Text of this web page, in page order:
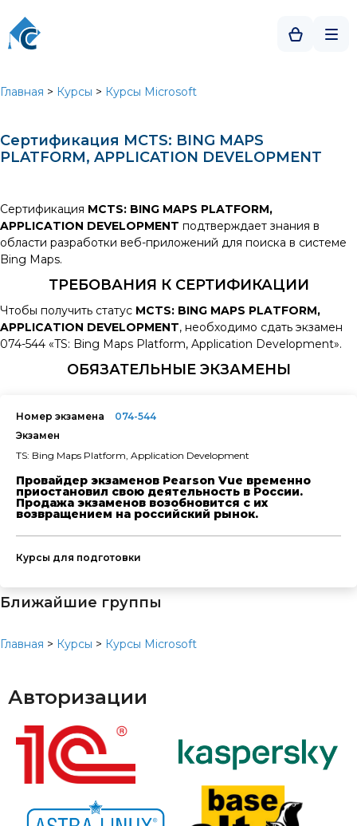
Главная > Курсы > Курсы Microsoft
Сертификация MCTS: BING MAPS
PLATFORM, APPLICATION DEVELOPMENT
Сертификация MCTS: BING MAPS PLATFORM,
APPLICATION DEVELOPMENT подтверждает знания в
области разработки веб-приложений для поиска в системе
Bing Maps.
ТРЕБОВАНИЯ К СЕРТИФИКАЦИИ
Чтобы получить статус MCTS: BING MAPS PLATFORM,
APPLICATION DEVELOPMENT, необходимо сдать экзамен
074-544 «TS: Bing Maps Platform, Application Development».
ОБЯЗАТЕЛЬНЫЕ ЭКЗАМЕНЫ
Номер экзамена
074-544
Экзамен
TS: Bing Maps Platform, Application Development
Провайдер экзаменов Pearson Vue временно
приостановил свою деятельность в России.
Продажа экзаменов возобновится с их
возвращением на российский рынок.
Курсы для подготовки
Ближайшие группы
Главная > Курсы > Курсы Microsoft
Авторизации